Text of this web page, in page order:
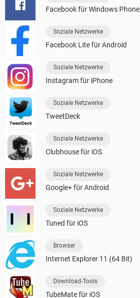
Facebook für Windows Phone
Soziale Netzwerke
Facebook Lite für Android
Soziale Netzwerke
Instagram für iPhone
Soziale Netzwerke
TweetDeck
Soziale Netzwerke
Clubhouse für iOS
Soziale Netzwerke
Google+ für Android
Soziale Netzwerke
Tuned für iOS
Browser
Internet Explorer 11 (64 Bit)
Download-Tools
TubeMate für iOS